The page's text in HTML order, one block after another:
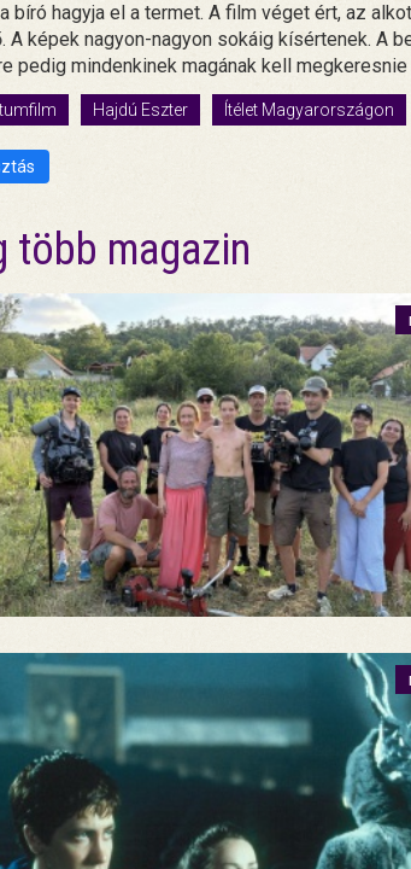
bíró hagyja el a termet. A film véget ért, az
A képek nagyon-nagyon sokáig kísértenek. A
pedig mindenkinek magának kell megkeresnie
Hajdú Eszter Ítélet Magyarországon
több magazin